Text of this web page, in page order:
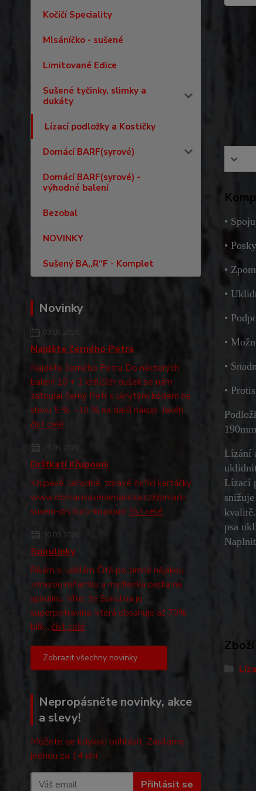
Kočičí Speciality
Mlsáníčko - sušené
Limitované Edice
Sušené tyčinky, slimky a
dukáty
Lízací podložky a Kostičky
Domácí BARF(syrové)
Domácí BARF(syrové) -
výhodné balení
Bezobal
NOVINKY
Sušený BA,,R“F - Komplet
Novinky
03.07.2026
Najděte černého Petra
Najděte černého Petra Do některých
balení 10 + 1 králičích oušek se nám
zatoulal černý Petr s ukrytým kódem na
slevu 5 % -10 % na další nákup. Jakéh...
číst celé
16.05.2026
Dršťkatí Křupouni
Křupavé, lahodné, zdravé čistící kartáčky
www.domacisusenamasicka.cz/domaci-
suseni-drstkati-krupouni číst celé
30.03.2026
Spirulinky
Říkám si udělám Čitě po zimně nějakou
zdravou mňamku a myšlenka padla na
spirulinu. Víte, že Spirulina je
superpotravina, která obsahuje až 70%
bílk... číst celé
Zobrazit všechny novinky
Nepropásněte novinky, akce
a slevy!
Můžete se kdykoli odhlásit. Zasíláme
jednou za 14 dní.
Přihlásit se
•
•
•
•
•
•
•
•
Lízání
Lízací
psa